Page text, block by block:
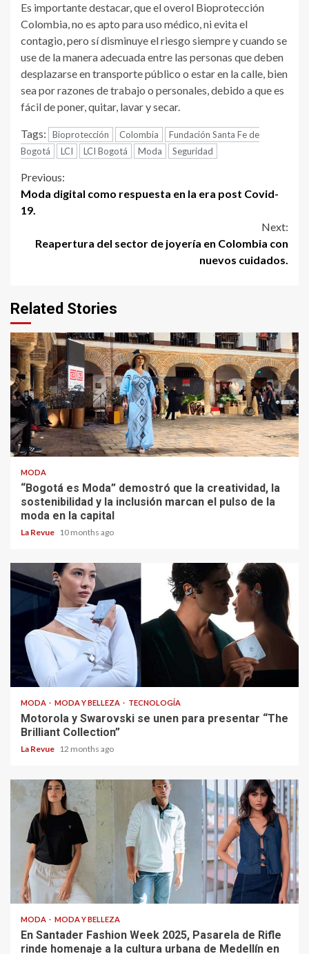
Es importante destacar, que el overol Bioprotección
Colombia, no es apto para uso médico, ni evita el
contagio, pero sí disminuye el riesgo siempre y cuando se
use de la manera adecuada entre las personas que deben
desplazarse en transporte público o estar en la calle, bien
sea por razones de trabajo o personales, debido a que es
fácil de poner, quitar, lavar y secar.
Tags: Bioprotección Colombia
Fundación Santa Fe de
Bogotá
LCI LCI Bogotá Moda Seguridad
Continue
Reading
Previous:
Moda digital como respuesta en la era post Covid-
19.
Next:
Reapertura del sector de joyería en Colombia con
nuevos cuidados.
Related Stories
MODA
“Bogotá es Moda” demostró que la creatividad, la
sostenibilidad y la inclusión marcan el pulso de la
moda en la capital
La Revue 10 months ago
MODA MODA Y BELLEZA TECNOLOGÍA
Motorola y Swarovski se unen para presentar “The
Brilliant Collection”
La Revue 12 months ago
MODA MODA Y BELLEZA
En Santader Fashion Week 2025, Pasarela de Rifle
rinde homenaje a la cultura urbana de Medellín en